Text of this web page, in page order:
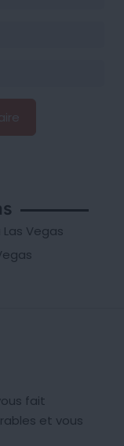
Vegas
fait
et vous